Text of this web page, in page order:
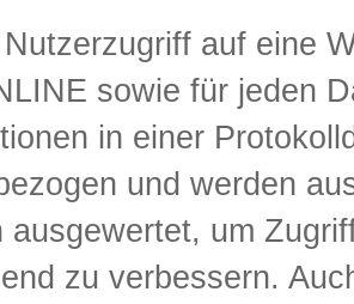
auf eine
sowie für jeden
in einer
und werden
ausgewertet, um
zu verbessern.